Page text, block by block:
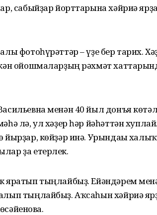
сабый­ҙар йорттарына хәйриә
фотоһү­рәттәр – үҙе бер тарих.
ойош­маларҙың рәхмәт
менән 40 йыл донъя
лә, ул хә­ҙер һәр йәһәттән
көйҙәр инә. Урындағы
ҙа етерлек.
тың­лай­быҙ. Ейәндәрем
тың­лайбыҙ. Аҡсаһын хәйриә